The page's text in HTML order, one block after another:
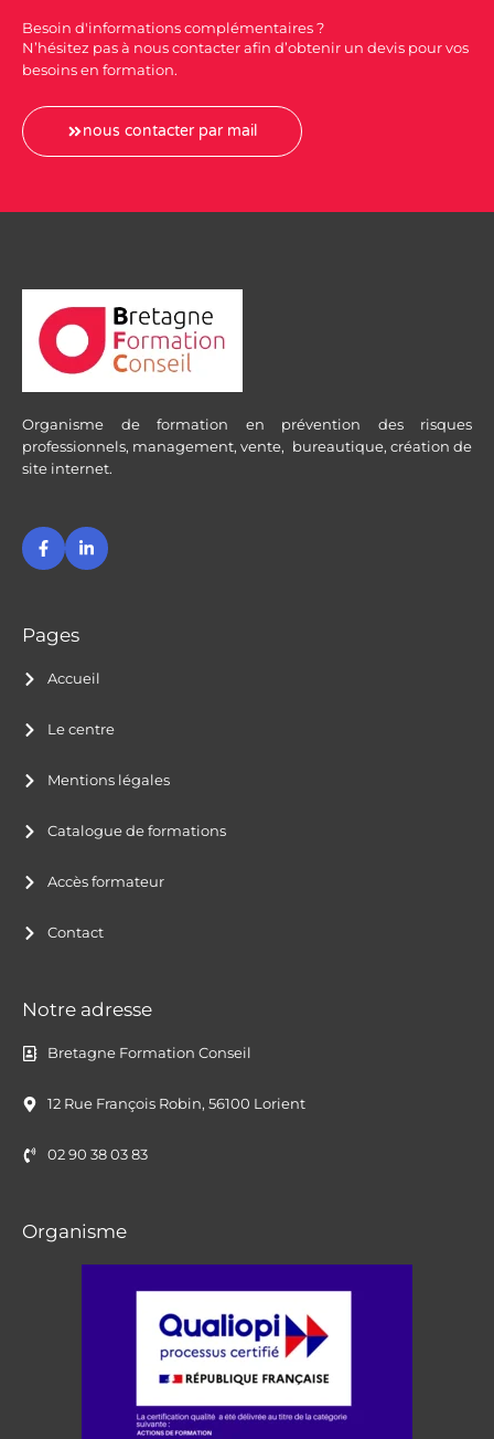
Besoin d'informations complémentaires ?
N’hésitez pas à nous contacter afin d’obtenir un devis pour vos
besoins en formation.
nous contacter par mail
Organisme de formation en prévention des risques
professionnels, management, vente, bureautique, création de
site internet.
F
a
c
o
k
L
i
n
i
Pages
Accueil
Le centre
Mentions légales
Catalogue de formations
Accès formateur
Contact
Notre adresse
Bretagne Formation Conseil
12 Rue François Robin, 56100 Lorient
02 90 38 03 83
Organisme